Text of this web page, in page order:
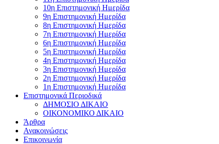
10η Επιστημονική Ημερίδα
9η Επιστημονική Ημερίδα
8η Επιστημονική Ημερίδα
7η Επιστημονική Ημερίδα
6η Επιστημονική Ημερίδα
5η Επιστημονική Ημερίδα
4η Επιστημονική Ημερίδα
3η Επιστημονική Ημερίδα
2η Επιστημονική Ημερίδα
1η Επιστημονική Ημερίδα
Επιστημονικά Περιοδικά
ΔΗΜΟΣΙΟ ΔΙΚΑΙΟ
ΟΙΚΟΝΟΜΙΚΟ ΔΙΚΑΙΟ
Άρθρα
Ανακοινώσεις
Επικοινωνία